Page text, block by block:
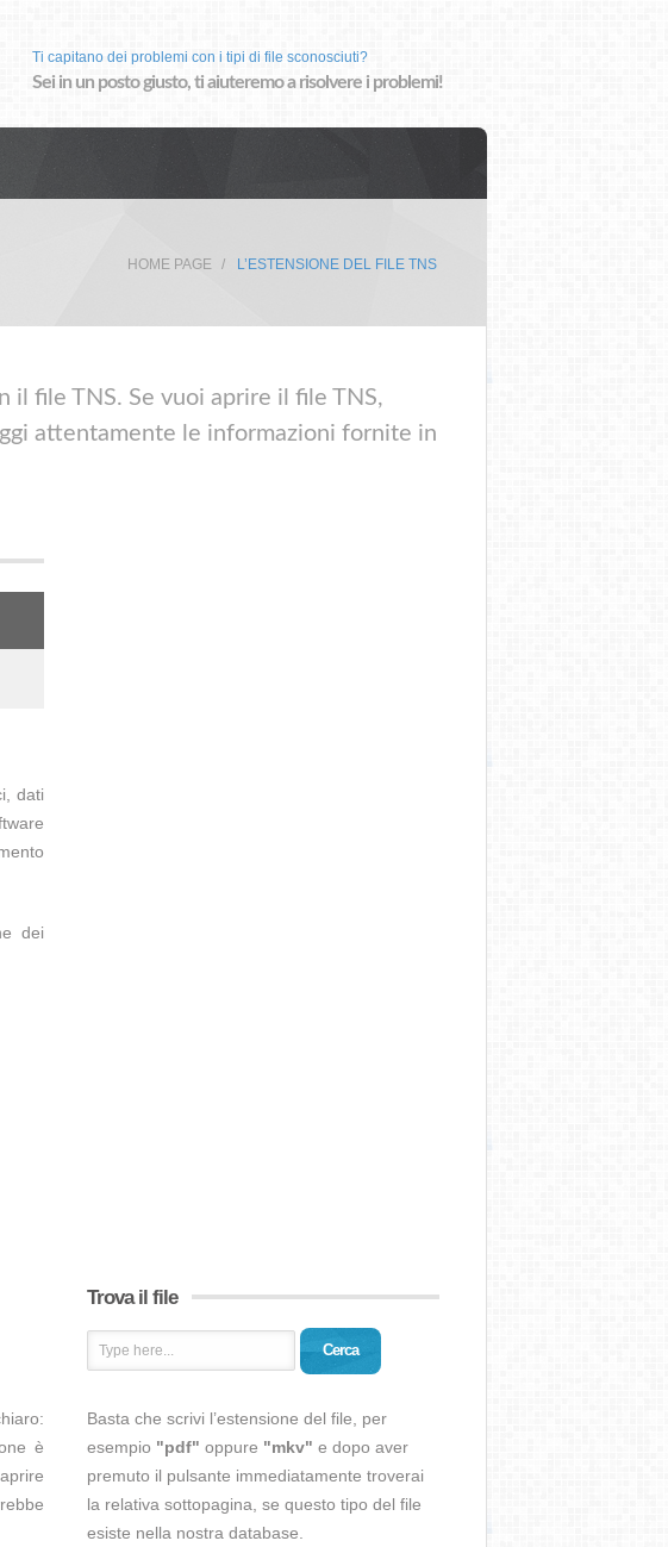
Ti capitano dei problemi con i tipi di file sconosciuti?
Sei in un posto giusto, ti aiuteremo a risolvere i problemi!
HOME PAGE L’ESTENSIONE DEL FILE TNS
il file TNS. Se vuoi aprire il file TNS,
attentamente le informazioni fornite in
dati
dei
è
Trova il file
Cerca
Basta che scrivi l’estensione del file, per
esempio "pdf" oppure "mkv" e dopo aver
premuto il pulsante immediatamente troverai
la relativa sottopagina, se questo tipo del file
esiste nella nostra database.